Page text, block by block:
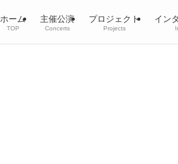
ホーム
TOP
主催公演
Concerts
プロジェクト
Projects
イン